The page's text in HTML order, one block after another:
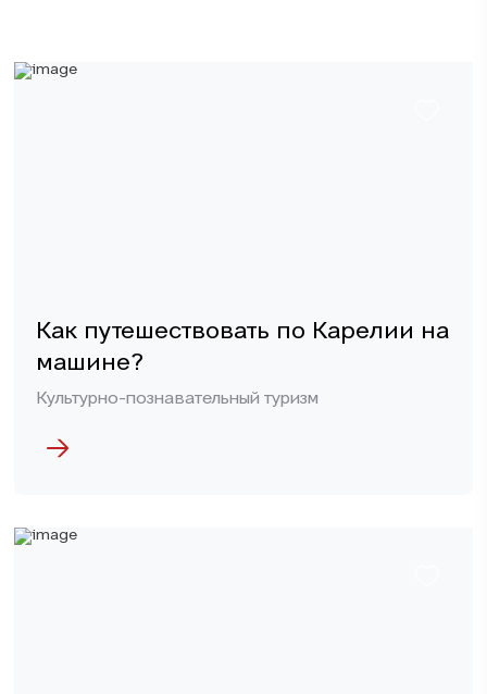
Как путешествовать по Карелии на
машине?
Культурно-познавательный туризм